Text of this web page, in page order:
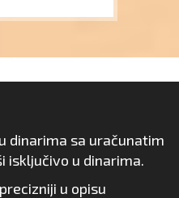
dinarima sa uračunatim
isključivo u dinarima.
u opisu